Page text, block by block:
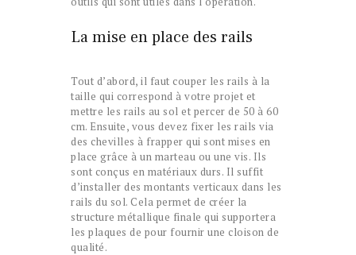
La mise en place des rails
Tout d’abord, il faut couper les rails à la
taille qui correspond à votre projet et
mettre les rails au sol et percer de 50 à 60
cm. Ensuite, vous devez fixer les rails via
des chevilles à frapper qui sont mises en
place grâce à un marteau ou une vis. Ils
sont conçus en matériaux durs. Il suffit
d’installer des montants verticaux dans les
rails du sol. Cela permet de créer la
structure métallique finale qui supportera
les plaques de pour fournir une cloison de
qualité.